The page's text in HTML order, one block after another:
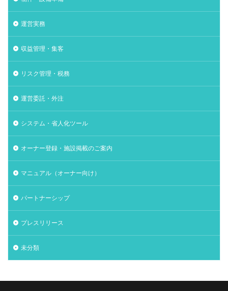
運営実務
収益管理・集客
リスク管理・税務
運営委託・外注
システム・省人化ツール
オーナー登録・施設掲載のご案内
マニュアル（オーナー向け）
パートナーシップ
プレスリリース
未分類